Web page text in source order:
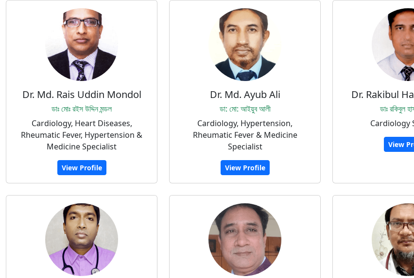
Dr. Md. Rais Uddin Mondol
ডাঃ মোঃ রইস উদ্দিন মন্ডল
Cardiology, Heart Diseases,
Rheumatic Fever, Hypertension &
Medicine Specialist
View Profile
Dr. Md. Ayub Ali
ডা: মো: আইয়ুব আলী
Cardiology, Hypertension,
Rheumatic Fever & Medicine
Specialist
View Profile
Dr. Rakibul
ডাঃ রকিবুল
Cardiology
View